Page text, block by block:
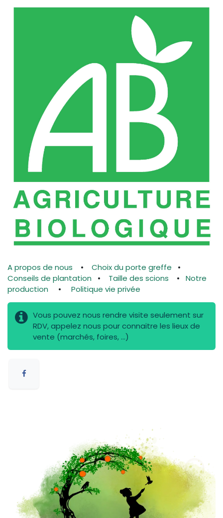
A propos de nous • Choix du porte greffe
•
Conseils de plantation
• Taille des scions •
Notre
production
• Politique vie privée
Vous pouvez nous rendre visite seulement sur
RDV, appelez nous pour connaitre les lieux de
vente (marchés, foires, ...)